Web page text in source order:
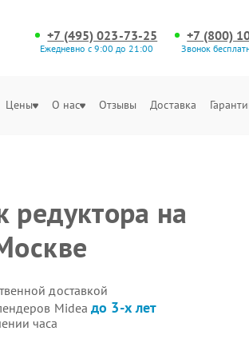
+7 (495) 023-73-25
Ежедневно с 9:00 до 21:00
+7 (800)
Звонок
Цены О нас Отзывы Доставка
редуктора на
доставкой
Mideaдо 3-х лет
часа